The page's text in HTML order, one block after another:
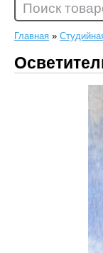
Главная »
Поиск